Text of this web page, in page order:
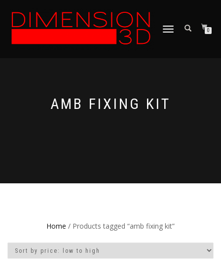
TOGGLE
0
AMB FIXING KIT
Home / Products tagged “amb fixing kit”